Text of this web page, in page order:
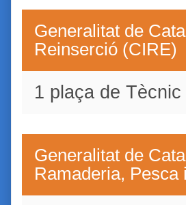
Generalitat de
Reinserció (CIRE)
1 plaça de
Generalitat de
Ramaderia, Pesca